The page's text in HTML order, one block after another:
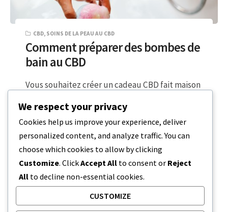
CBD, SOINS DE LA PEAU AU CBD
Comment préparer des bombes de
bain au CBD
Vous souhaitez créer un cadeau CBD fait maison
propres et à…
3 MINUTES DE LECTURE 2 NOVEMBRE 2023
We respect your privacy
Cookies help us improve your experience, deliver
personalized content, and analyze traffic. You can
choose which cookies to allow by clicking
Customize. ClickAccept All to consent or Reject
All to decline non-essential cookies.
CUSTOMIZE